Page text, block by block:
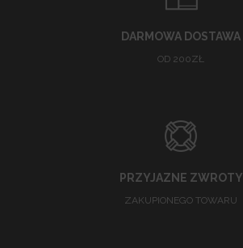
DARMOWA DOSTAWA
OD 200ZŁ
PRZYJAZNE ZWROTY
ZAKUPIONEGO TOWARU